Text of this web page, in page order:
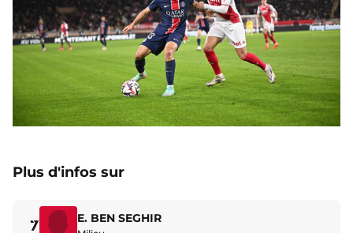
Plus d'infos sur
7 E. BEN SEGHIR